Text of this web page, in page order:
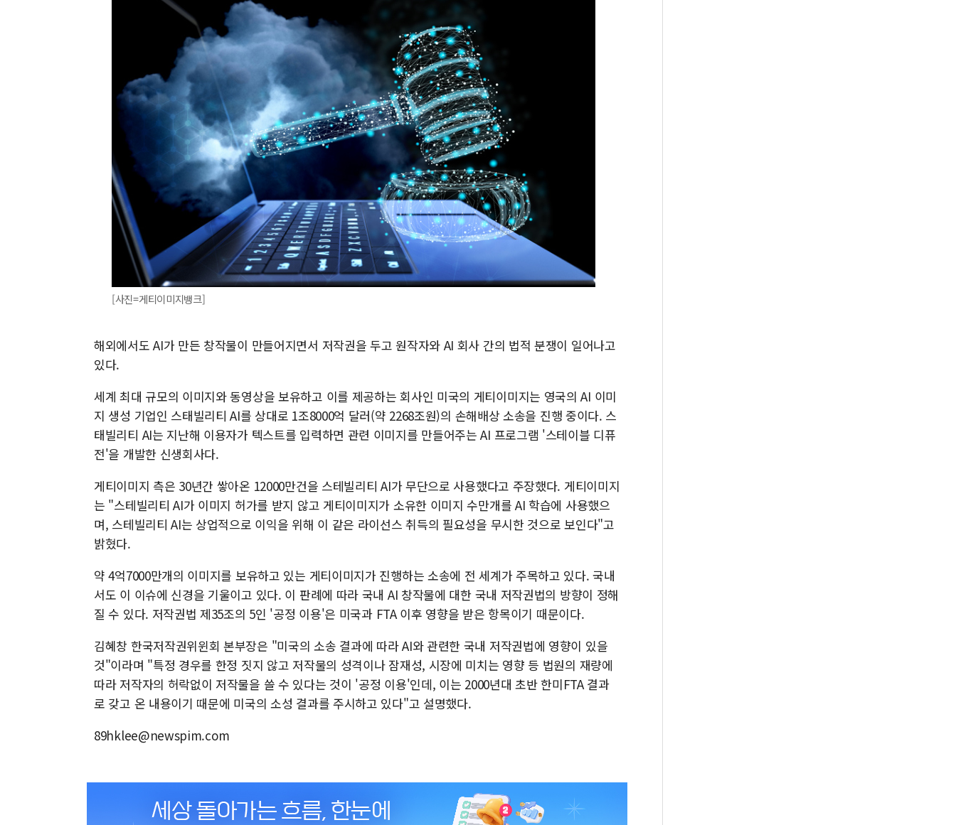
[사진=게티이미지뱅크]
해외에서도 AI가 만든 창작물이 만들어지면서 저작권을 두고 원작자와 AI 회사 간의 법적 분쟁이 일어나고
있다.
세계 최대 규모의 이미지와 동영상을 보유하고 이를 제공하는 회사인 미국의 게티이미지는 영국의 AI 이미
지 생성 기업인 스태빌리티 AI를 상대로 1조8000억 달러(약 2268조원)의 손해배상 소송을 진행 중이다. 스
태빌리티 AI는 지난해 이용자가 텍스트를 입력하면 관련 이미지를 만들어주는 AI 프로그램 '스테이블 디퓨
전'을 개발한 신생회사다.
게티이미지 측은 30년간 쌓아온 12000만건을 스테빌리티 AI가 무단으로 사용했다고 주장했다. 게티이미지
는 "스테빌리티 AI가 이미지 허가를 받지 않고 게티이미지가 소유한 이미지 수만개를 AI 학습에 사용했으
며, 스테빌리티 AI는 상업적으로 이익을 위해 이 같은 라이선스 취득의 필요성을 무시한 것으로 보인다"고
밝혔다.
약 4억7000만개의 이미지를 보유하고 있는 게티이미지가 진행하는 소송에 전 세계가 주목하고 있다. 국내
서도 이 이슈에 신경을 기울이고 있다. 이 판례에 따라 국내 AI 창작물에 대한 국내 저작권법의 방향이 정해
질 수 있다. 저작권법 제35조의 5인 '공정 이용'은 미국과 FTA 이후 영향을 받은 항목이기 때문이다.
김혜창 한국저작권위윈회 본부장은 "미국의 소송 결과에 따라 AI와 관련한 국내 저작권법에 영향이 있을
것"이라며 "특정 경우를 한정 짓지 않고 저작물의 성격이나 잠재성, 시장에 미치는 영향 등 법원의 재량에
따라 저작자의 허락없이 저작물을 쓸 수 있다는 것이 '공정 이용'인데, 이는 2000년대 초반 한미FTA 결과
로 갖고 온 내용이기 때문에 미국의 소성 결과를 주시하고 있다"고 설명했다.
89hklee@newspim.com